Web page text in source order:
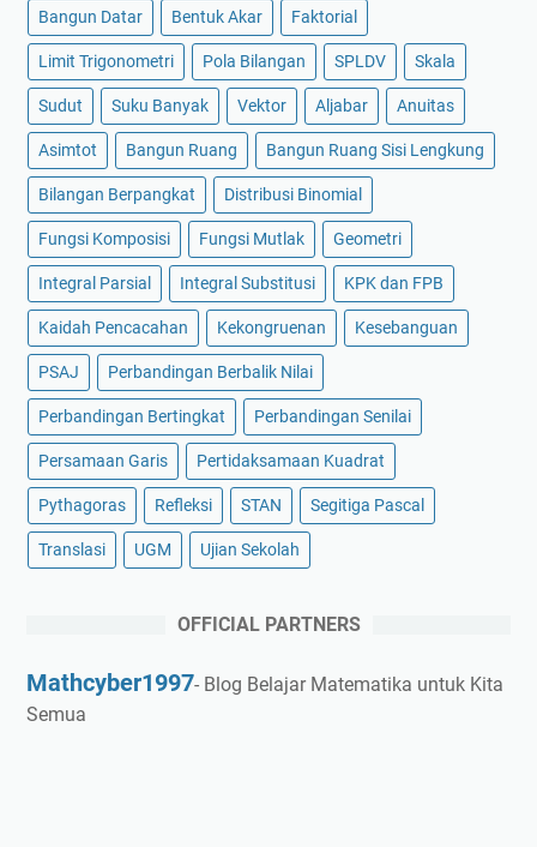
Bangun Datar Bentuk Akar Faktorial
Limit Trigonometri Pola Bilangan SPLDV Skala
Sudut Suku Banyak Vektor Aljabar Anuitas
Asimtot Bangun Ruang Bangun Ruang Sisi Lengkung
Bilangan Berpangkat Distribusi Binomial
Fungsi Komposisi Fungsi Mutlak Geometri
Integral Parsial Integral Substitusi KPK dan FPB
Kaidah Pencacahan Kekongruenan Kesebanguan
PSAJ Perbandingan Berbalik Nilai
Perbandingan Bertingkat Perbandingan Senilai
Persamaan Garis Pertidaksamaan Kuadrat
Pythagoras Refleksi STAN Segitiga Pascal
Translasi UGM Ujian Sekolah
OFFICIAL PARTNERS
Mathcyber1997- Blog Belajar Matematika untuk Kita
Semua